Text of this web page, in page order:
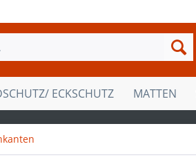
ECKSCHUTZ MATTEN